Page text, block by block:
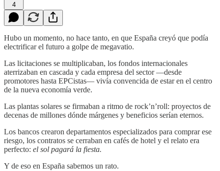
4
Hubo un momento, no hace tanto, en que España creyó que podía
electrificar el futuro a golpe de megavatio.
Las licitaciones se multiplicaban, los fondos internacionales
aterrizaban en cascada y cada empresa del sector —desde
promotores hasta EPCistas— vivía convencida de estar en el centro
de la nueva economía verde.
Las plantas solares se firmaban a ritmo de rock’n’roll: proyectos de
decenas de millones dónde márgenes y beneficios serían eternos.
Los bancos crearon departamentos especializados para comprar ese
riesgo, los contratos se cerraban en cafés de hotel y el relato era
perfecto: el sol pagará la fiesta.
Y de eso en España sabemos un rato.